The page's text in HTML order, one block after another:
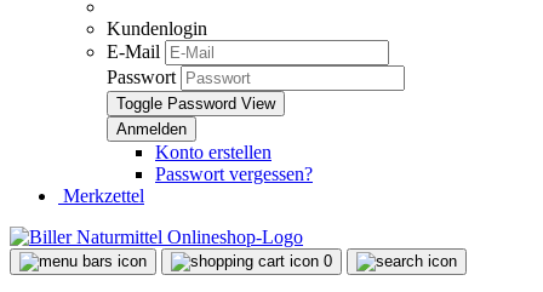
Kundenlogin
E-Mail
Passwort
Toggle Password View
Konto erstellen
Passwort vergessen?
Merkzettel
0